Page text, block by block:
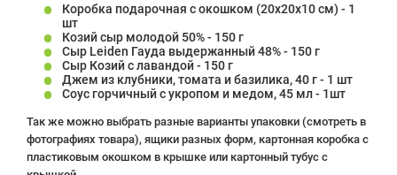
Коробка подарочная с окошком (20х20х10 см) - 1
шт
Козий сыр молодой 50% - 150 г
Сыр Leiden Гауда выдержанный 48% - 150 г
Сыр Козий с лавандой - 150 г
Джем из клубники, томата и базилика, 40 г - 1 шт
Соус горчичный с укропом и медом, 45 мл - 1шт
Так же можно выбрать разные варианты упаковки (смотреть в
фотографиях товара), ящики разных форм, картонная коробка с
пластиковым окошком в крышке или картонный тубус с